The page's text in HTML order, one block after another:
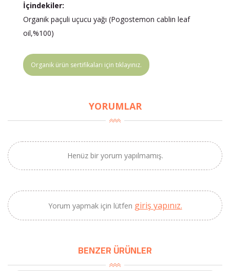
İçindekiler:
Organik paçuli uçucu yağı (Pogostemon cablin leaf
oil,%100)
Organik ürün sertifikaları için tıklayınız.
YORUMLAR
Henüz bir yorum yapılmamış.
Yorum yapmak için lütfen giriş yapınız.
BENZER ÜRÜNLER
BU HAFTANIN PLANLI İNDİRİMİ